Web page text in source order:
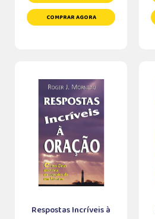
COMPRAR AGORA
Respostas Incríveis à